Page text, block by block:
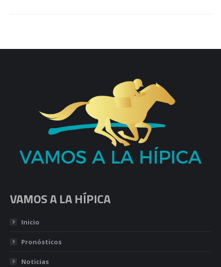
VAMOS A LA HÍPICA
Inicio
Pronósticos
Noticias